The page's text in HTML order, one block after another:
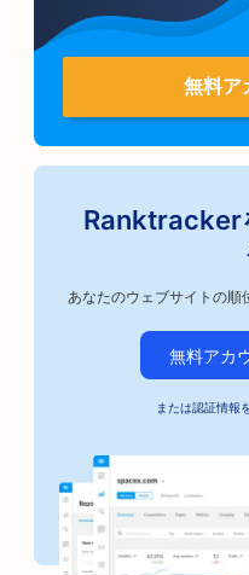
無料ア
Ranktracker
あなたのウェブサイトの順
無料アカ
または認証情報